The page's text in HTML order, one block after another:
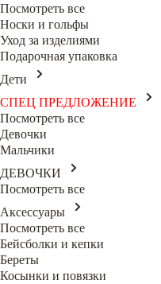
Посмотреть все
Носки и гольфы
Уход за изделиями
Подарочная упаковка
Дети
СПЕЦ ПРЕДЛОЖЕНИЕ
Посмотреть все
Девочки
Мальчики
ДЕВОЧКИ
Посмотреть все
Аксессуары
Посмотреть все
Бейсболки и кепки
Береты
Косынки и повязки